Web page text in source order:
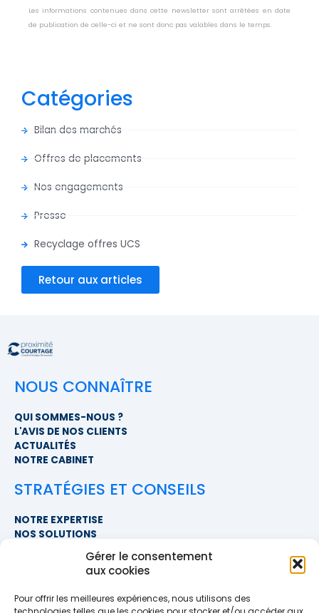
Gérer le consentement
aux cookies
Pour offrir les meilleures expériences, nous utilisons des
Les informations contenues dans cette newsletter sont arrêtées en date
de publication de celle-ci et ne sont donc pas valables dans le temps.
Catégories
Bilan des marchés
Offres de placements
Nos engagements
Presse
Recyclage offres UCS
Retour aux articles
NOUS CONNAÎTRE
QUI SOMMES-NOUS ?
L'AVIS DE NOS CLIENTS
ACTUALITÉS
NOTRE CABINET
STRATÉGIES ET CONSEILS
NOTRE EXPERTISE
NOS SOLUTIONS
NOUS CONTACTER
SIÈGE SOCIAL